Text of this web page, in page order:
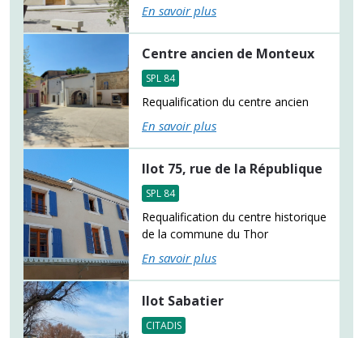
En savoir plus
Centre ancien de Monteux
SPL 84
Requalification du centre ancien
En savoir plus
Ilot 75, rue de la République
SPL 84
Requalification du centre historique
de la commune du Thor
En savoir plus
Ilot Sabatier
CITADIS